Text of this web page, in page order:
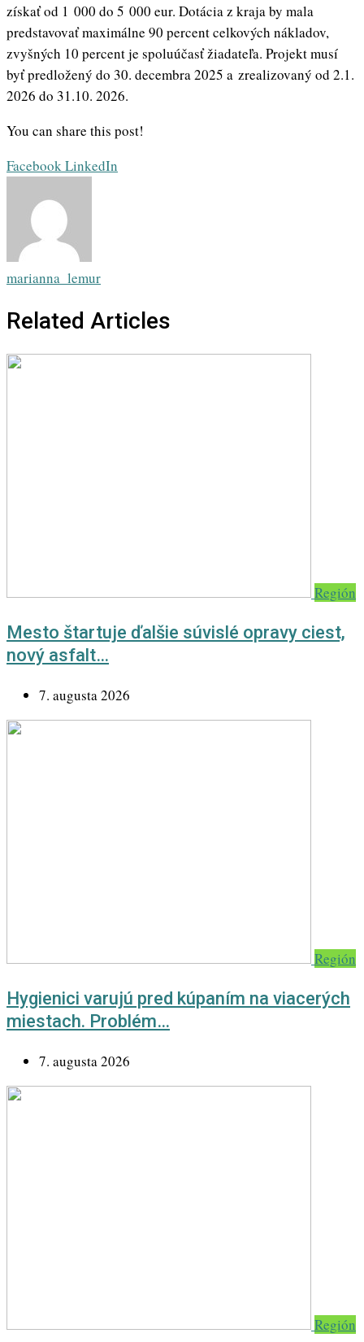
získať od 1 000 do 5 000 eur. Dotácia z kraja by mala
predstavovať maximálne 90 percent celkových nákladov,
zvyšných 10 percent je spoluúčasť žiadateľa. Projekt musí
byť predložený do 30. decembra 2025 a zrealizovaný od 2.1.
2026 do 31.10. 2026.
You can share this post!
FacebookLinkedIn
marianna_lemur
Related Articles
Región
Mesto štartuje ďalšie súvislé opravy ciest,
nový asfalt…
7. augusta 2026
Región
Hygienici varujú pred kúpaním na viacerých
miestach. Problém…
7. augusta 2026
Región